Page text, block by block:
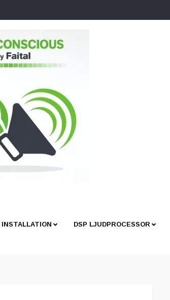
INSTALLATION DSP LJUDPROCESSOR